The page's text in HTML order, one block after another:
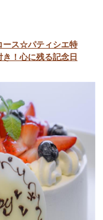
ース☆パティシエ特
！心に残る記念日